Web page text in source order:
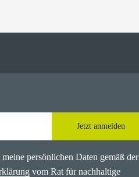
Jetzt anmelden
persönlichen Daten gemäß der
vom Rat für nachhaltige